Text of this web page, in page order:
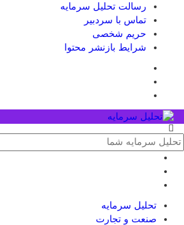
رسالت تحلیل سرمایه
تماس با سردبیر
حریم شخصی
شرایط بازنشر محتوا
تحلیل‌ سرمایه
صنعت و تجارت